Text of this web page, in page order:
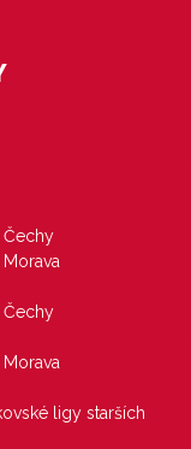
Čechy
ligy starších